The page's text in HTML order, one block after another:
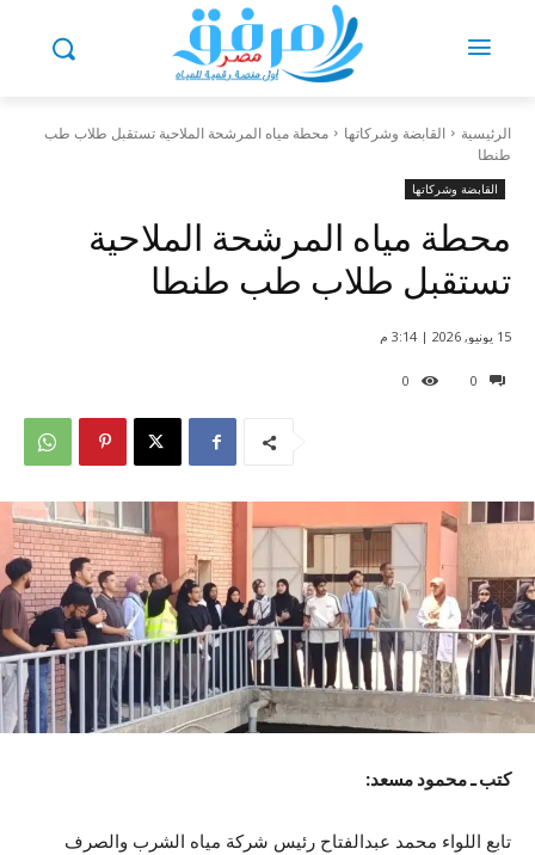
الرئيسية القابضة وشركاتها
محطة مياه المرشحة الملاحية تستقبل طلاب طب
طنطا
القابضة وشركاتها
محطة مياه المرشحة الملاحية
تستقبل طلاب طب طنطا
0
0
15 يونيو, 2026 | 3:14 م
كتب ـ محمود مسعد:
تابع اللواء محمد عبدالفتاح رئيس شركة مياه الشرب والصرف